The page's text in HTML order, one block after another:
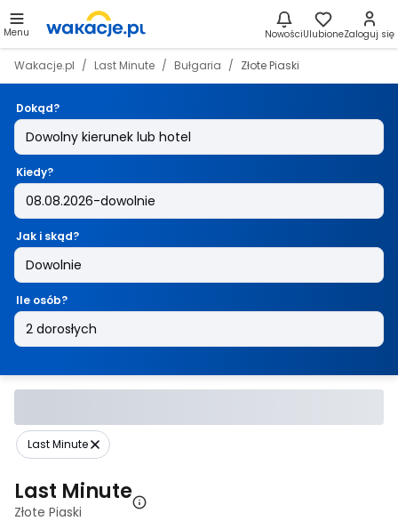
Menu NowościUlubioneZaloguj się
Wakacje.pl Last Minute Bułgaria Złote Piaski
Dokąd?
Kiedy?
Jak i skąd?
Ile osób?
Last Minute
Złote Piaski
Last Minute